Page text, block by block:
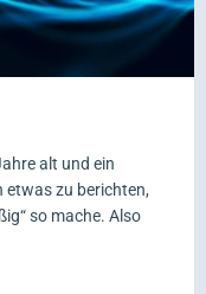
alt und ein
etwas zu berichten,
so mache. Also